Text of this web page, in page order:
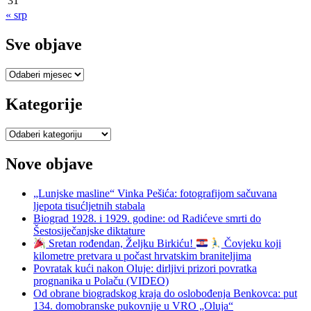
« srp
Sve objave
Sve
Kategorije
Kategorije
Nove objave
„Lunjske masline“ Vinka Pešića: fotografijom sačuvana
ljepota tisućljetnih stabala
Biograd 1928. i 1929. godine: od Radićeve smrti do
Šestosiječanjske diktature
Sretan rođendan, Željku Birkiću!
Čovjeku koji
kilometre pretvara u počast hrvatskim braniteljima
Povratak kući nakon Oluje: dirljivi prizori povratka
prognanika u Polaču (VIDEO)
Od obrane biogradskog kraja do oslobođenja Benkovca: put
134. domobranske pukovnije u VRO „Oluja“